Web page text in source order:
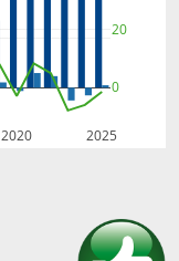
2020 2025
0
20